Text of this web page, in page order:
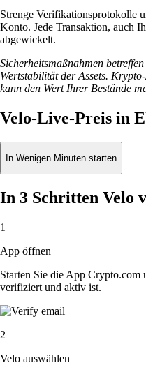
Strenge Verifikationsprotokolle
Konto. Jede Transaktion, auch
abgewickelt.
Sicherheitsmaßnahmen
Wertstabilität der Assets.
kann den Wert Ihrer Bestände
Velo-Live-Preis in
In Wenigen Minuten starten
In 3 Schritten Velo
1
App öffnen
Starten Sie die App Crypto.com
verifiziert und aktiv ist.
2
Velo auswählen